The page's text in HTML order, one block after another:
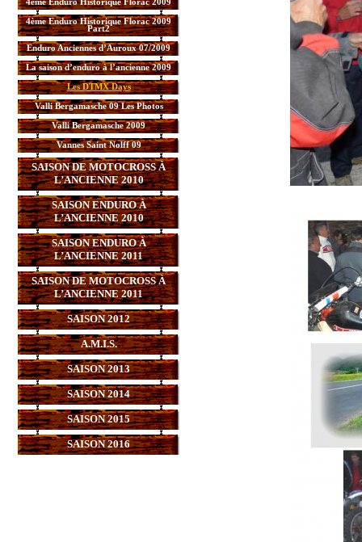
4ème Enduro Historique Florac 2009
Part2
Enduro Anciennes d’Auroux 07/2009
La saison d’enduro à l’ancienne 2009
Les DTMX Days
Valli Bergamasche 09 Les Photos
Valli Bergamasche 2009
Vannes Saint Nolff 09
SAISON DE MOTOCROSS À
L’ANCIENNE 2010
SAISON ENDURO À
L’ANCIENNE 2010
SAISON ENDURO À
L’ANCIENNE 2011
SAISON DE MOTOCROSS À
L’ANCIENNE 2011
SAISON 2012
A.M.I.S.
SAISON 2013
SAISON 2014
SAISON 2015
SAISON 2016